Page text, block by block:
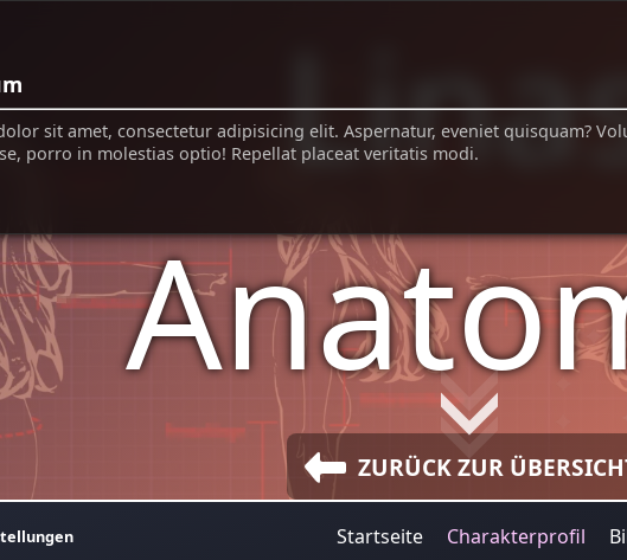
ZURÜCK ZUR
Startseite Charakterprofil
sit amet, consectetur adipisicing elit. Aspernatur, eveniet quisquam?
porro in molestias optio! Repellat placeat veritatis modi.